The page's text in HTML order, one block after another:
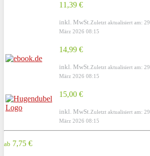
11,39 €
inkl. MwSt. Zuletzt aktualisiert am: 29.
März 2026 08:15
14,99 €
inkl. MwSt. Zuletzt aktualisiert am: 29.
März 2026 08:15
15,00 €
inkl. MwSt. Zuletzt aktualisiert am: 29.
März 2026 08:15
ab 7,75 €